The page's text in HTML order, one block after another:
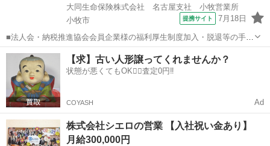
大同生命保険株式会社 名古屋支社 小牧営業所
小牧市
提携サイト 7月18日
■法人会・納税推進協会会員企業様の福利厚生制度加入・脱退等の手続
きなどをお任せします。 家庭訪問ではなく、会員である法人企業様へ
と出向き、当社のお薦めするプランのご案内などがメイン。個人宅訪
問や知人・友人への保険勧誘は一切あ...
愛知 小牧市 代理店営業
【求】古い人形譲ってくれませんか？
状態が悪くてもOK🙆‍♀️査定0円‼️
COYASH Ad
株式会社シエロの営業 【入社祝い金あり】
月給300,000円